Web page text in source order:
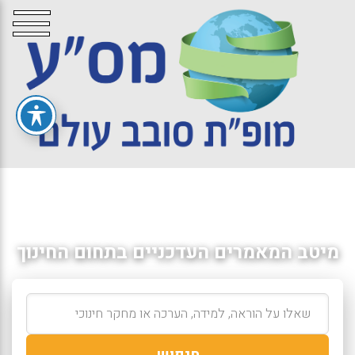
מיטב המאמרים העדכניים בתחום החינוך